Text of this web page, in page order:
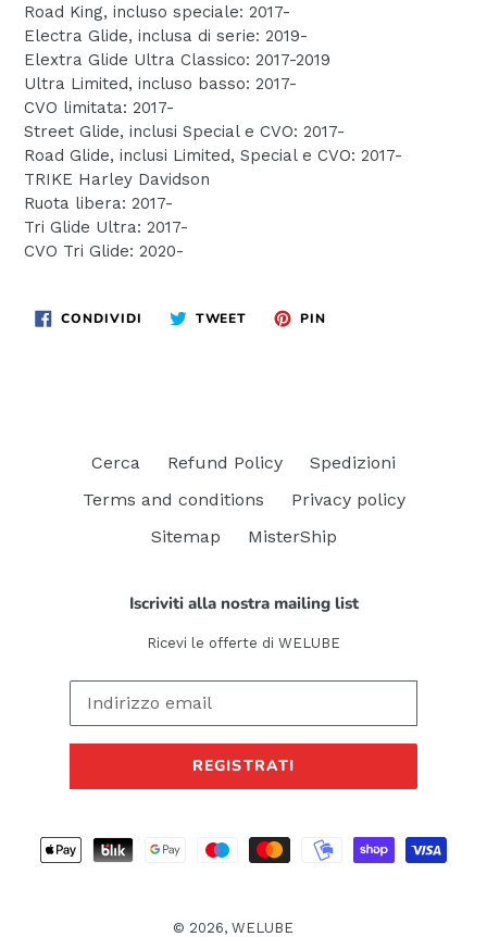
Road King, incluso speciale: 2017-
Electra Glide, inclusa di serie: 2019-
Elextra Glide Ultra Classico: 2017-2019
Ultra Limited, incluso basso: 2017-
CVO limitata: 2017-
Street Glide, inclusi Special e CVO: 2017-
Road Glide, inclusi Limited, Special e CVO: 2017-
TRIKE Harley Davidson
Ruota libera: 2017-
Tri Glide Ultra: 2017-
CVO Tri Glide: 2020-
CONDIVIDI CONDIVIDITWEET TWITTAPIN
Cerca Refund Policy
Spedizioni
Terms and conditions
Privacy policy
Sitemap
MisterShip
Iscriviti alla nostra mailing list
Ricevi le offerte di WELUBE
REGISTRATI
pagamento
© 2026, WELUBE